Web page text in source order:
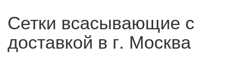
Сетки всасывающие с
доставкой в г. Москва